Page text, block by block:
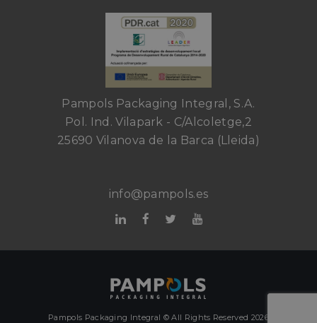
Pampols Packaging Integral, S.A.
Pol. Ind. Vilapark - C/Alcoletge,2
25690 Vilanova de la Barca (Lleida)
info@pampols.es
Pampols Packaging Integral © All Rights Reserved 2026